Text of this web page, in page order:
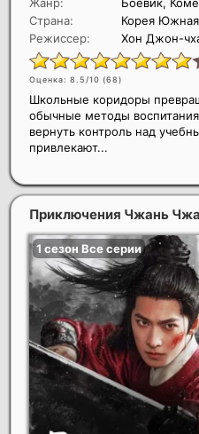
Страна:
Корея Южная
Режиссер:
Хон Джон-
Оценка: 8.5/10 (68)
Школьные коридоры
обычные методы
вернуть контроль над
привлекают...
Приключения Чжань